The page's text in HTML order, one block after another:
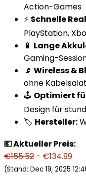
Action-Games
⚡ Schnelle
PlayStation,
🔋 Lange
Gaming-
📡 Wireless &
ohne Kabelsalat
🕹️ Optimiert
Design für
🏷️ Hersteller:
💶 Aktueller Preis:
€155.52 - €134.99
(Stand: Dec 19, 2025